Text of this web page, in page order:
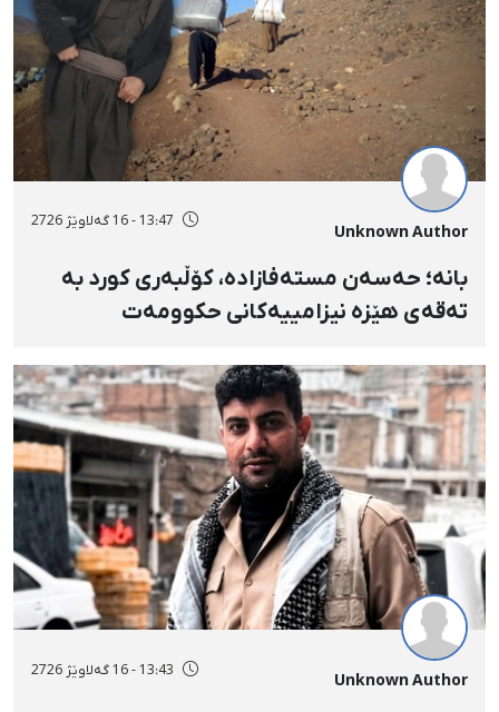
Unknown Author
13:47 - 16 گەلاوێژ 2726
بانه؛ حەسەن مستەفازادە، کۆڵبەری کورد بە
تەقەی هێزە نیزامییەکانی حکوومەت
Unknown Author
13:43 - 16 گەلاوێژ 2726